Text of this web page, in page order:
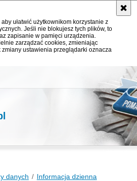
ułatwić użytkownikom korzystanie z
Jeśli nie blokujesz tych plików, to
zapisanie w pamięci urządzenia.
zarządzać cookies, zmieniając
ustawienia przeglądarki oznacza
danych
Informacja dzienna